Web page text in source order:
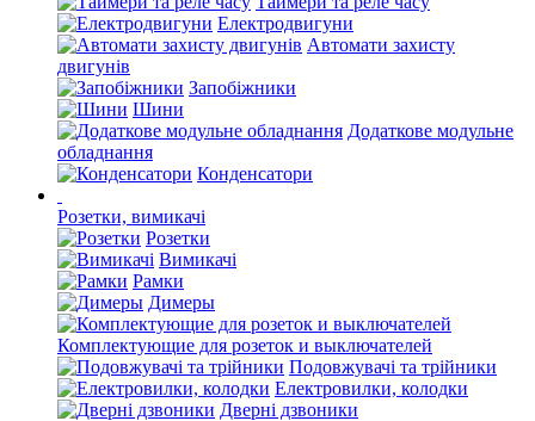
Електродвигуни
Автомати захисту
двигунів
Запобіжники
Шини
Додаткове модульне
обладнання
Конденсатори
Розетки, вимикачі
Розетки
Вимикачі
Рамки
Димеры
Комплектующие для розеток и выключателей
Подовжувачі та трійники
Електровилки, колодки
Дверні дзвоники